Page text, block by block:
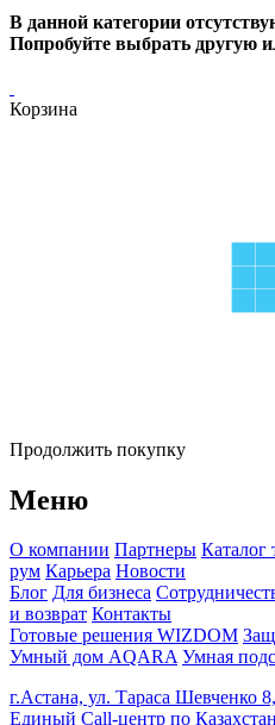
В данной категории
Попробуйте выбрать другую
Корзина
Продолжить покупку
Меню
О компании Партнеры Каталог
рум Карьера Новости
Блог Для бизнеса
и возврат Контакты
Готовые решения WIZDOM
Умный дом AQARA Умная
г.Астана, ул. Тараса Шевченко
Единый Call-центр по